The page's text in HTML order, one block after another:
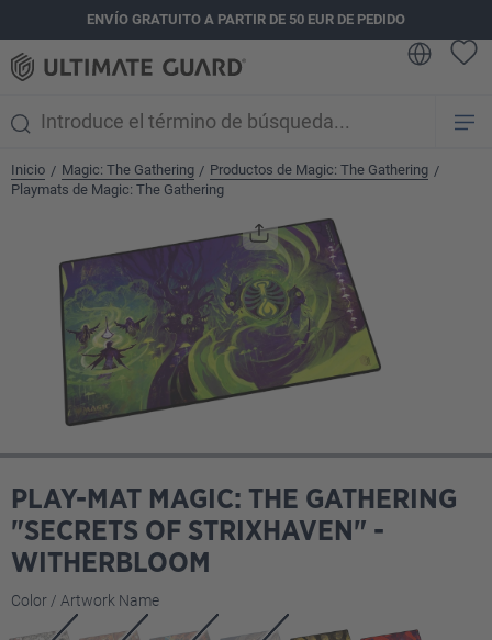
principalENVÍO GRATUITO A PARTIR DE 50 EUR DE PEDIDO
Inicio / Magic: The Gathering / Productos de Magic: The Gathering /
Playmats de Magic: The Gathering
PLAY-MAT MAGIC: THE GATHERING
"SECRETS OF STRIXHAVEN" -
WITHERBLOOM
Seleccione
Color / Artwork Name